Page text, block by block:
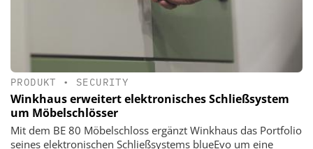
PRODUKT • SECURITY
Winkhaus erweitert elektronisches Schließsystem
um Möbelschlösser
Mit dem BE 80 Möbelschloss ergänzt Winkhaus das Portfolio
seines elektronischen Schließsystems blueEvo um eine